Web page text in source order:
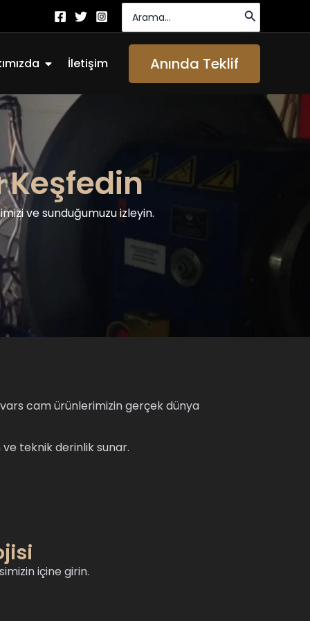
Açık About Us
İletişim Anında Teklif
Keşfedin
ve sunduğumuzu izleyin.
cam ürünlerimizin gerçek dünya
teknik derinlik sunar.
içine girin.